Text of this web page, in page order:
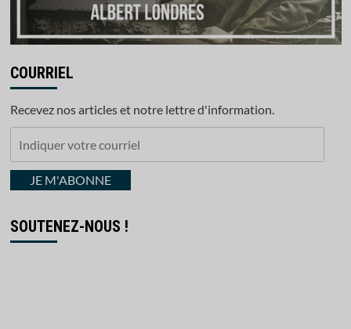
COURRIEL
Recevez nos articles et notre lettre d'information.
courrielJE M'ABONNE
SOUTENEZ-NOUS !